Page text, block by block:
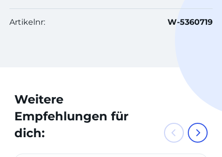
Artikelnr: W-5360719
Weitere
Empfehlungen für
dich: